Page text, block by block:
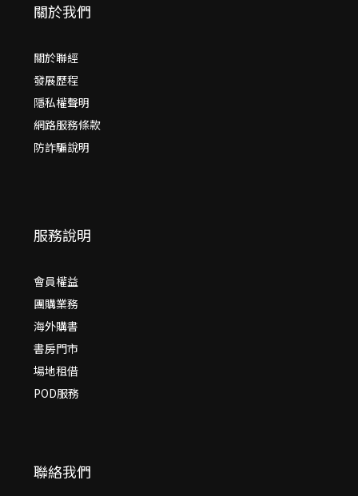
關於我們
關於聯經
發展歷程
隱私權聲明
網路服務條款
防詐騙說明
服務說明
會員權益
團購業務
海外購書
書房門市
場地租借
POD服務
聯絡我們